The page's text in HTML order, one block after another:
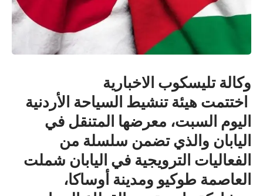
وكالة تليسكوب الاخبارية
اختتمت هيئة تنشيط السياحة الأردنية
اليوم السبت، معرضها المتنقل في
اليابان والذي تضمن سلسلة من
الفعاليات الترويجية في اليابان شملت
العاصمة طوكيو ومدينة أوساكا،